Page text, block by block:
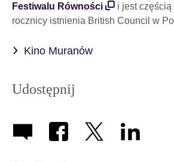
Festiwalu Równości
i jest
rocznicy istnienia British Council w
Kino Muranów
Udostępnij